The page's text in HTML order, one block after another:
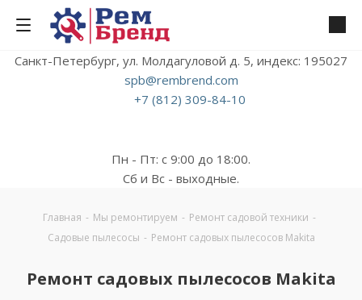
Санкт-Петербург, ул. Молдагуловой д. 5, индекс: 195027
spb@rembrend.com
+7 (812) 309-84-10
Пн - Пт: с 9:00 до 18:00.
Сб и Вс - выходные.
Главная - Мы ремонтируем - Ремонт садовой техники -
Садовые пылесосы - Ремонт садовых пылесосов Makita
Ремонт садовых пылесосов Makita